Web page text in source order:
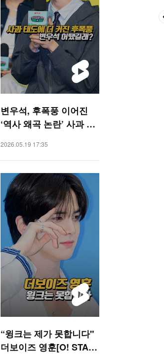
변우석, 후폭풍 이어진
‘역사 왜곡 논란’ 사과 현
2026.05.19 17:35
“윙크는 제가 못합니다"
더보이즈 영훈[O! STAR